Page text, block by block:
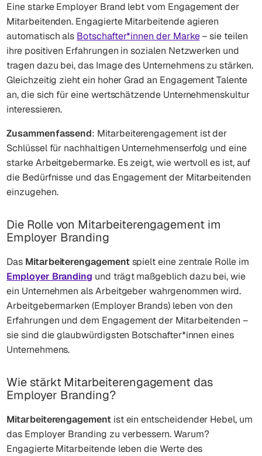
Eine starke Employer Brand lebt vom Engagement der
Mitarbeitenden. Engagierte Mitarbeitende agieren
automatisch als Botschafter*innen der Marke– sie teilen
ihre positiven Erfahrungen in sozialen Netzwerken und
tragen dazu bei, das Image des Unternehmens zu stärken.
Gleichzeitig zieht ein hoher Grad an Engagement Talente
an, die sich für eine wertschätzende Unternehmenskultur
interessieren.
Zusammenfassend: Mitarbeiterengagement ist der
Schlüssel für nachhaltigen Unternehmenserfolg und eine
starke Arbeitgebermarke. Es zeigt, wie wertvoll es ist, auf
die Bedürfnisse und das Engagement der Mitarbeitenden
einzugehen.
Die Rolle von Mitarbeiterengagement im
Employer Branding
Das Mitarbeiterengagementspielt eine zentrale Rolle im
Employer Branding und trägt maßgeblich dazu bei, wie
ein Unternehmen als Arbeitgeber wahrgenommen wird.
Arbeitgebermarken (Employer Brands) leben von den
Erfahrungen und dem Engagement der Mitarbeitenden –
sie sind die glaubwürdigsten Botschafter*innen eines
Unternehmens.
Wie stärkt Mitarbeiterengagement das
Employer Branding?
Mitarbeiterengagementist ein entscheidender Hebel, um
das Employer Branding zu verbessern. Warum?
Engagierte Mitarbeitende leben die Werte des